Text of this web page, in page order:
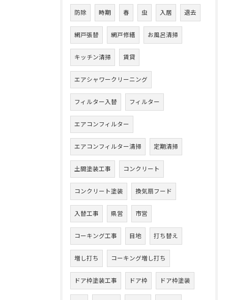
防除 時期 春 虫 入居 退去
網戸張替 網戸修繕 お風呂清掃
キッチン清掃 賃貸
エアシャワークリーニング
フィルター入替 フィルター
エアコンフィルター
エアコンフィルター清掃 定期清掃
土間塗装工事 コンクリート
コンクリート塗装 換気扇フード
入替工事 県営 市営
コーキング工事 目地 打ち替え
増し打ち コーキング増し打ち
ドア枠塗装工事 ドア枠 ドア枠塗装